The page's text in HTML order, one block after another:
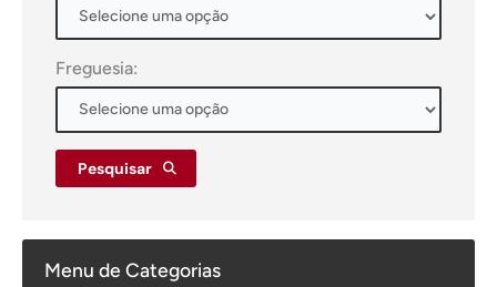
Freguesia:
Pesquisar
Menu de Categorias